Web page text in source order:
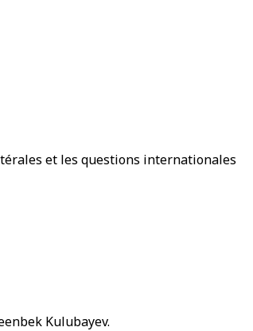
et les questions internationales
Kulubayev.